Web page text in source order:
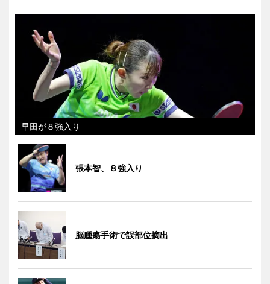
早田が８強入り
張本智、８強入り
脳腫瘍手術で誤部位摘出